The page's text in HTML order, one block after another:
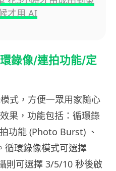
才用 AI
錄像/連拍功能/定
式，方便一眾用家隨心
果，功能包括：循環錄
功能 (Photo Burst) 、
循環錄像模式可選擇
則可選擇 3/5/10 秒後啟